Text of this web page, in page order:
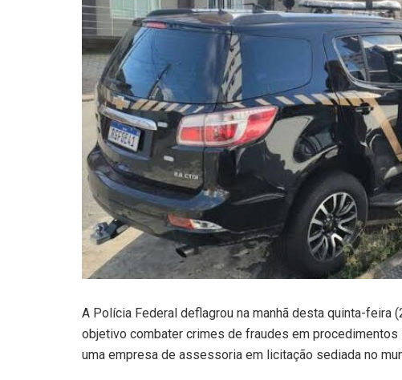
A Polícia Federal deflagrou na manhã desta quinta-feira
objetivo combater crimes de fraudes em
uma empresa de assessoria em licitação sediada no